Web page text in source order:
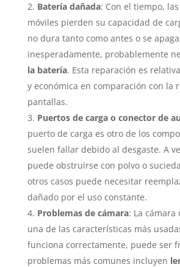
Batería dañada: Con el tiempo,
móviles pierden su capacidad de
no dura tanto como antes o se apaga
inesperadamente, probablemente
la batería. Esta reparación es
y económica en comparación con la
pantallas.
Puertos de carga o conector de
puerto de carga es otro de los
suelen fallar debido al desgaste. A
puede obstruirse con polvo o
otros casos puede necesitar
dañado por el uso constante.
Problemas de cámara: La cámara
una de las características más
funciona correctamente, puede ser
problemas más comunes incluyen